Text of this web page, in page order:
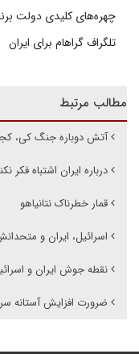
چهره‌های کلیدی دولت
تلگراف گراهام برای ایران
مطالب مرتبط
آتش دوباره جنگ کی،
درباره ایران اشتباه فکر
قمار خطرناک نتانیاهو
اسرائیل، ایران و
نقطه جوش ایران و
ضرورت افزایش آستانه